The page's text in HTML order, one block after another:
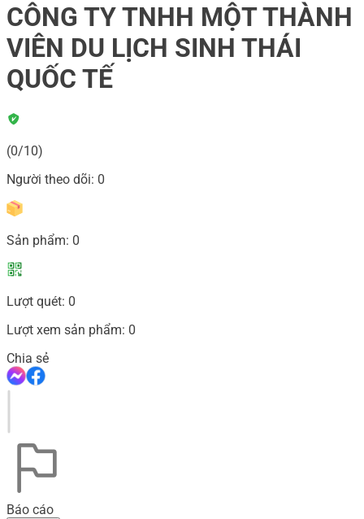
CÔNG TY TNHH MỘT THÀNH
VIÊN DU LỊCH SINH THÁI
QUỐC TẾ
(0/10)
Người theo dõi: 0
Sản phẩm: 0
Lượt quét: 0
Lượt xem sản phẩm: 0
Chia sẻ
Báo cáo